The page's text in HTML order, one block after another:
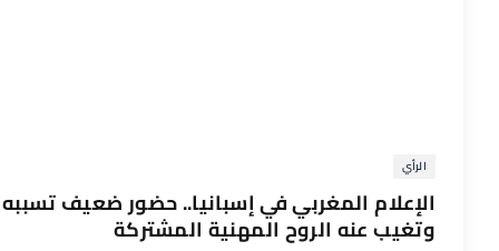
الرأي
الإعلام المغربي في إسبانيا.. حضور ضعيف تسببه
وتغيب عنه الروح المهنية المشتركة